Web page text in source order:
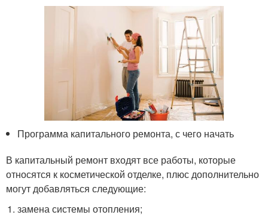
Программа капитального ремонта, с чего начать
В капитальный ремонт входят все работы, которые
относятся к косметической отделке, плюс дополнительно
могут добавляться следующие:
замена системы отопления;